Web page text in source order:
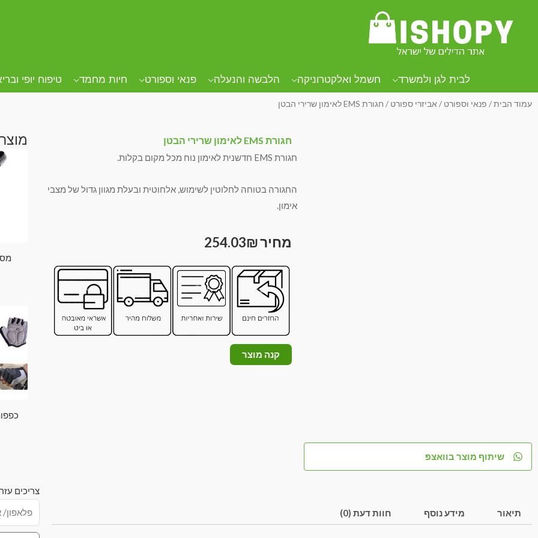
לבית לגן ולמשרד חשמל ואלקטרוניקה הלבשה והנעלה פנאי וספורט חיות מחמד טיפוח יופי
עמוד הבית/ פנאי וספורט / אביזרי ספורט / חגורת EMS לאימון שרירי הבטן
שיתוף מוצר בוואצפ
חגורת EMS לאימון שרירי הבטן
חגורת EMS חדשנית לאימון נוח מכל מקום בקלות.
החגורה בטוחה לחלוטין לשימוש, אלחוטית ובעלת מגוון גדול של מצבי
אימון.
254.03₪
קנה מוצר
תיאור מידע נוסף חוות דעת (0)
צריכים